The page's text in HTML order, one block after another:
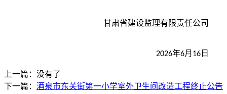
甘肃省建设监理有限责任公司
2026年6月 16 日
上一篇：没有了
下一篇： 酒泉市东关街第一小学室外卫生间改造工程终止公告